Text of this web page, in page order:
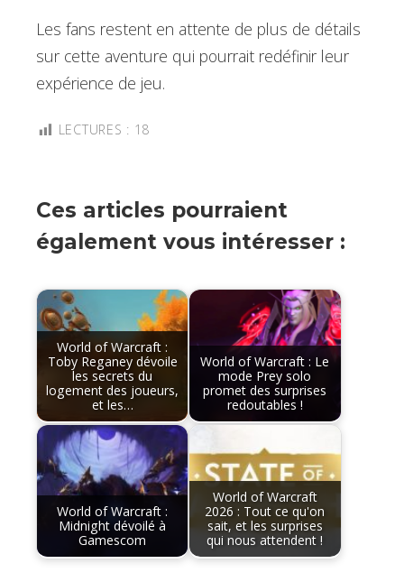
Les fans restent en attente de plus de détails
sur cette aventure qui pourrait redéfinir leur
expérience de jeu.
LECTURES : 18
Ces articles pourraient
également vous intéresser :
World of Warcraft :
Toby Reganey dévoile
les secrets du
logement des joueurs,
et les…
World of Warcraft : Le
mode Prey solo
promet des surprises
redoutables !
World of Warcraft :
Midnight dévoilé à
Gamescom
World of Warcraft
2026 : Tout ce qu'on
sait, et les surprises
qui nous attendent !